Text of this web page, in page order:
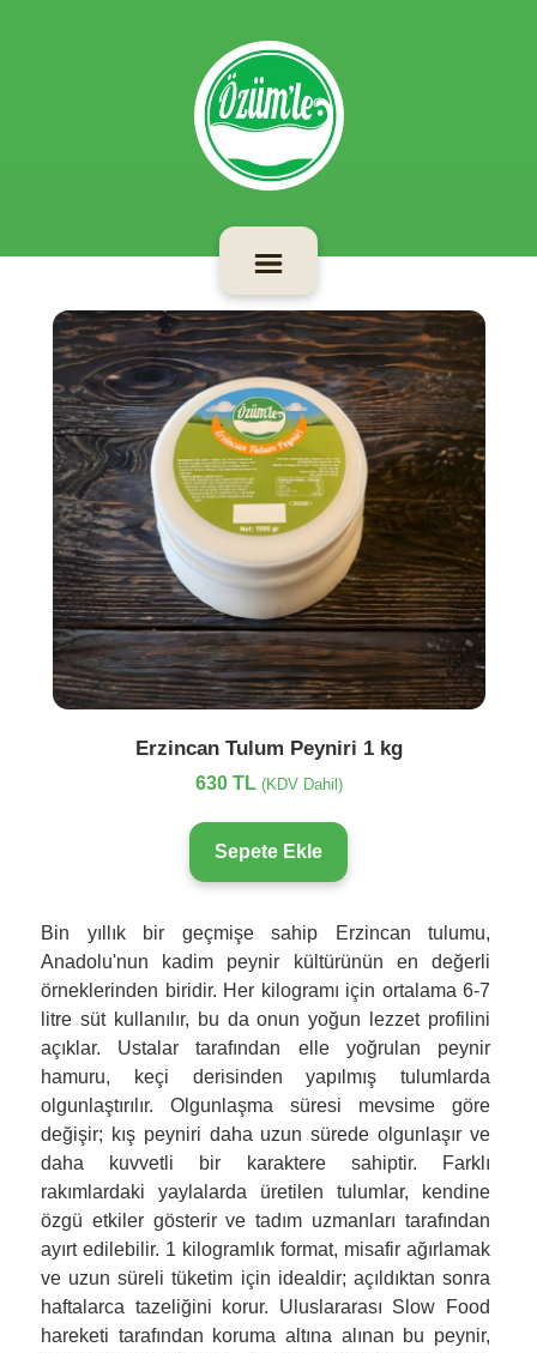
Erzincan Tulum Peyniri 1 kg
630 TL (KDV Dahil)
Sepete Ekle
Bin yıllık bir geçmişe sahip Erzincan tulumu,
Anadolu'nun kadim peynir kültürünün en değerli
örneklerinden biridir. Her kilogramı için ortalama 6-7
litre süt kullanılır, bu da onun yoğun lezzet profilini
açıklar. Ustalar tarafından elle yoğrulan peynir
hamuru, keçi derisinden yapılmış tulumlarda
olgunlaştırılır. Olgunlaşma süresi mevsime göre
değişir; kış peyniri daha uzun sürede olgunlaşır ve
daha kuvvetli bir karaktere sahiptir. Farklı
rakımlardaki yaylalarda üretilen tulumlar, kendine
özgü etkiler gösterir ve tadım uzmanları tarafından
ayırt edilebilir. 1 kilogramlık format, misafir ağırlamak
ve uzun süreli tüketim için idealdir; açıldıktan sonra
haftalarca tazeliğini korur. Uluslararası Slow Food
hareketi tarafından koruma altına alınan bu peynir,